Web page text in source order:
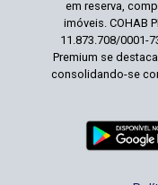
em reserva,
imóveis. COHAB
11.873.708/0001-
Premium se
consolidando-se